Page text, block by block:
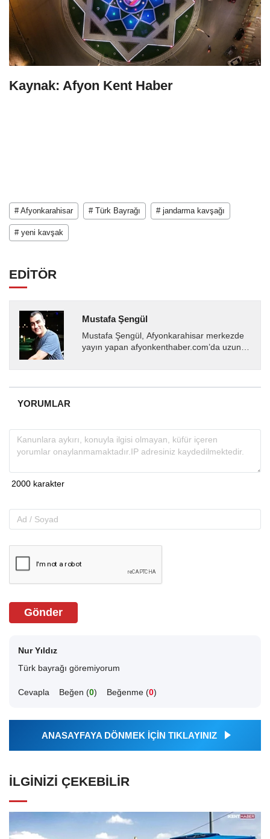
Kaynak: Afyon Kent Haber
# Afyonkarahisar # Türk Bayrağı # jandarma kavşağı
# yeni kavşak
EDİTÖR
Mustafa Şengül
Mustafa Şengül, Afyonkarahisar merkezde
yayın yapan afyonkenthaber.com’da uzun
almakta, haber akışı...
YORUMLAR
Gönder
Nur Yıldız
Türk bayrağı göremiyorum
Cevapla Beğen (0) Beğenme (0)
ANASAYFAYA DÖNMEK İÇİN TIKLAYINIZ
İLGINIZI ÇEKEBILIR